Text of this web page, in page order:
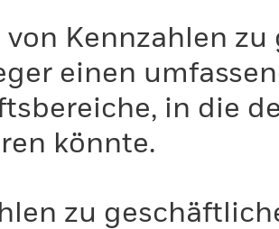
von Kennzahlen
einen
in die
könnte.
zu